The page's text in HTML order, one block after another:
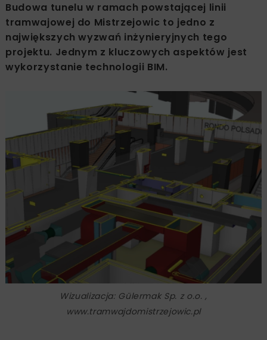
Budowa tunelu w ramach powstającej linii
tramwajowej do Mistrzejowic to jedno z
największych wyzwań inżynieryjnych tego
projektu. Jednym z kluczowych aspektów jest
wykorzystanie technologii BIM.
Wizualizacja: Gülermak Sp. z o.o. ,
www.tramwajdomistrzejowic.pl